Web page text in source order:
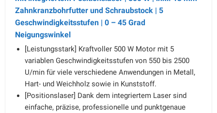
Zahnkranzbohrfutter und Schraubstock | 5
Geschwindigkeitsstufen | 0 – 45 Grad
Neigungswinkel
[Leistungsstark] Kraftvoller 500 W Motor mit 5
variablen Geschwindigkeitsstufen von 550 bis 2500
U/min für viele verschiedene Anwendungen in Metall,
Hart- und Weichholz sowie in Kunststoff.
[Positionslaser] Dank dem integriertem Laser sind
einfache, präzise, professionelle und punktgenaue